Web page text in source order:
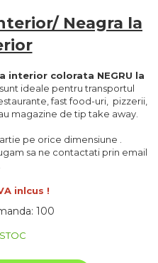
Neagra la
interior colorata NEGRU la
ideale pentru transportul
fast food-uri, pizzerii,
magazine de tip take away.
pe orice dimensiune .
sa ne contactati prin email
inlcus !
: 100